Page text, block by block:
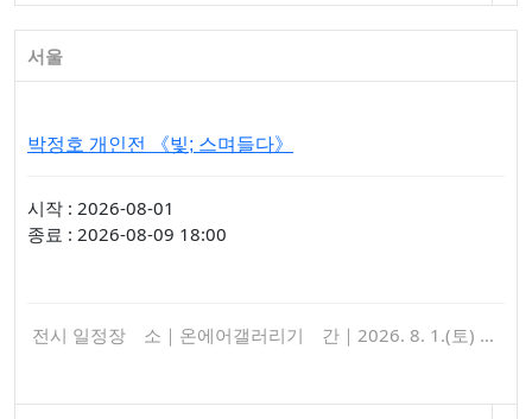
서울
박정호 개인전 《빛; 스며들다》
시작 : 2026-08-01
종료 : 2026-08-09 18:00
전시 일정장 소｜온에어갤러리기 간｜2026. 8. 1.(토) …